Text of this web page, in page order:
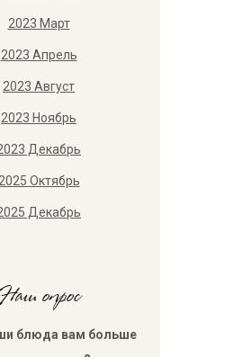
2023 Март
2023 Апрель
2023 Август
2023 Ноябрь
Декабрь
2025 Октябрь
Декабрь
опрос
блюда вам больше